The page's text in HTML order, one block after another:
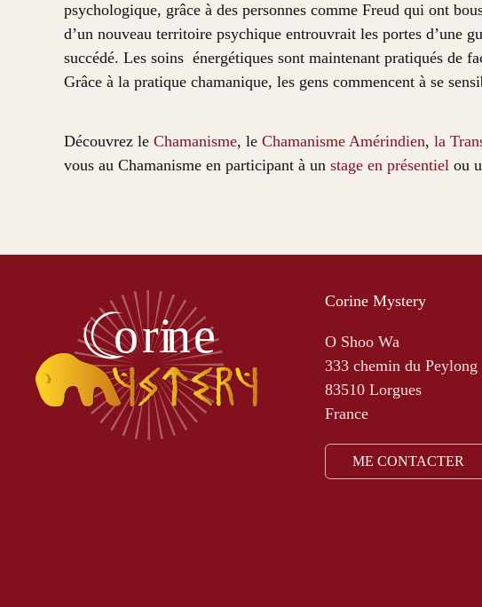
psychologique, grâce à des personnes comme Freud qui ont
d’un nouveau territoire psychique entrouvrait les portes d’une
succédé. Les soins énergétiques sont maintenant pratiqués de
Grâce à la pratique chamanique, les gens commencent à se
Découvrez le Chamanisme, le Chamanisme Amérindien, la
vous au Chamanisme en participant à un stage en présentiel ou
Corine Mystery
O Shoo Wa
333 chemin du Peylong
83510 Lorgues
France
ME CONTACTER